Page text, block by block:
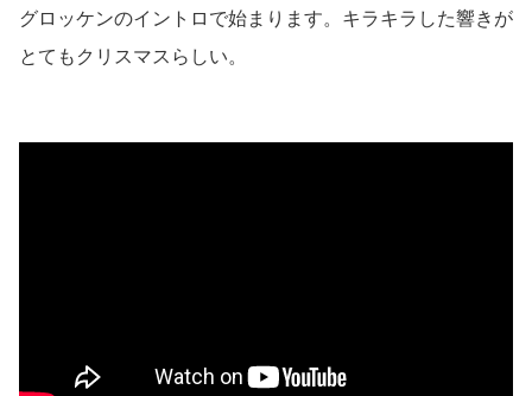
グロッケンのイントロで始まります。キラキラした響きが
とてもクリスマスらしい。